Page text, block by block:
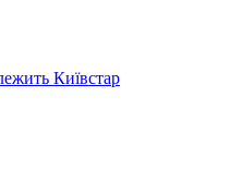
Київстар